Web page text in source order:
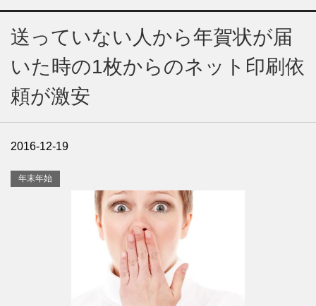
送っていない人から年賀状が届
いた時の1枚からのネット印刷依
頼が激安
2016-12-19
年末年始